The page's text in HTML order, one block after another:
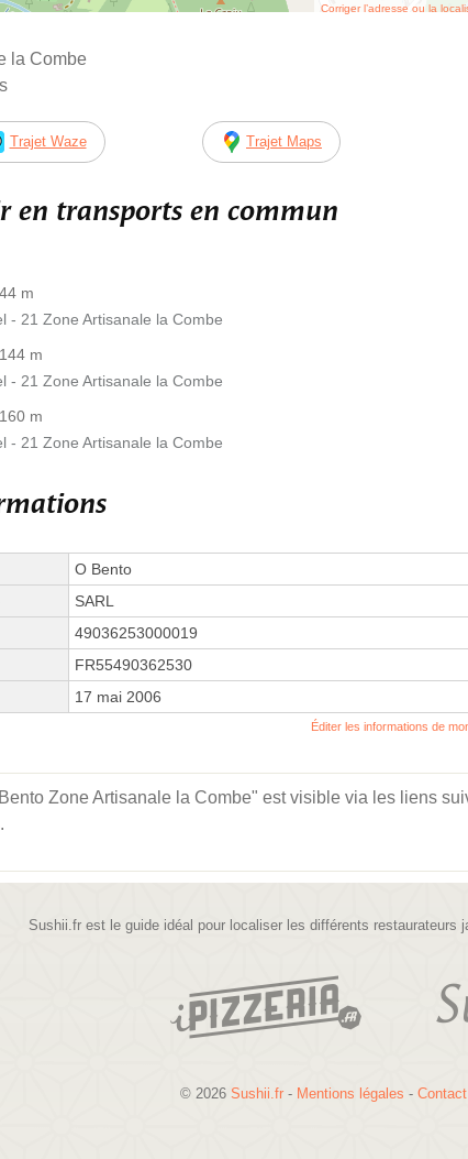
Corriger l’adresse ou la
la Combe
Trajet Waze Trajet Maps
en transports en commun
m
- 21 Zone Artisanale la Combe
m
- 21 Zone Artisanale la Combe
m
- 21 Zone Artisanale la Combe
O Bento
SARL
49036253000019
FR55490362530
17 mai 2006
Éditer les informations de
Zone Artisanale la Combe" est visible via les liens
.
Sushii.fr est le guide idéal pour localiser les différents restaurateurs
© 2026 Sushii.fr - Mentions légales - Contact